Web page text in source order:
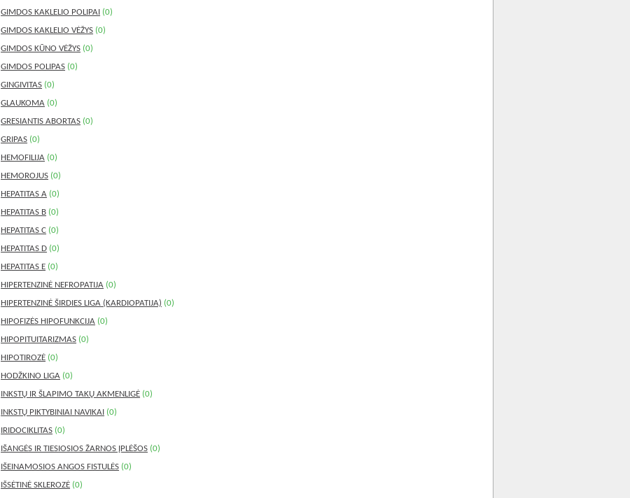
GIMDOS KAKLELIO POLIPAI (0)
GIMDOS KAKLELIO VĖŽYS (0)
GIMDOS KŪNO VĖŽYS (0)
GIMDOS POLIPAS (0)
GINGIVITAS (0)
GLAUKOMA (0)
GRESIANTIS ABORTAS (0)
GRIPAS (0)
HEMOFILIJA (0)
HEMOROJUS (0)
HEPATITAS A (0)
HEPATITAS B (0)
HEPATITAS C (0)
HEPATITAS D (0)
HEPATITAS E (0)
HIPERTENZINĖ NEFROPATIJA (0)
HIPERTENZINĖ ŠIRDIES LIGA (KARDIOPATIJA) (0)
HIPOFIZĖS HIPOFUNKCIJA (0)
HIPOPITUITARIZMAS (0)
HIPOTIROZĖ (0)
HODŽKINO LIGA (0)
INKSTŲ IR ŠLAPIMO TAKŲ AKMENLIGĖ (0)
INKSTŲ PIKTYBINIAI NAVIKAI (0)
IRIDOCIKLITAS (0)
IŠANGĖS IR TIESIOSIOS ŽARNOS ĮPLĖŠOS (0)
IŠEINAMOSIOS ANGOS FISTULĖS (0)
IŠSĖTINĖ SKLEROZĖ (0)